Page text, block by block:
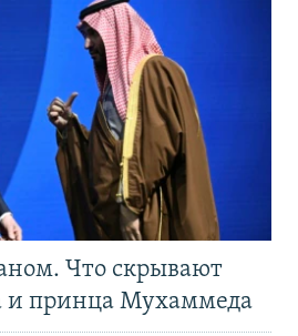
Что скрывают
и принца Мухаммеда